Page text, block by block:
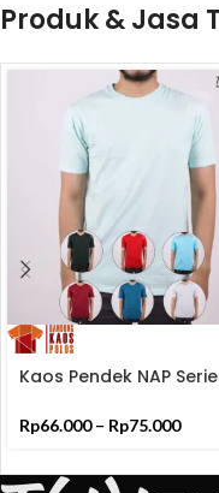
Produk & Jasa
Kaos Pendek NAP
Rp66.000 – Rp75.000